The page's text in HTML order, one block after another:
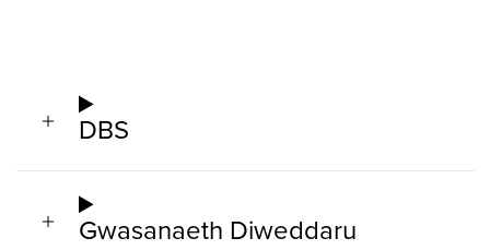
DBS
Gwasanaeth Diweddaru